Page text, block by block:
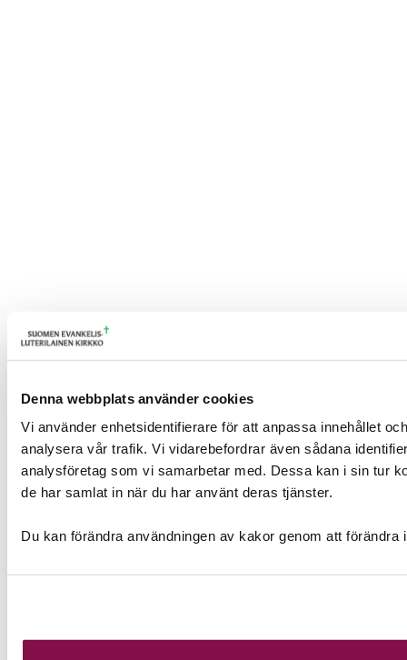
Denna webbplats använder cookies
Vi använder enhetsidentifierare för att anpassa innehållet
analysera vår trafik. Vi vidarebefordrar även sådana
analysföretag som vi samarbetar med. Dessa kan i sin tur
de har samlat in när du har använt deras tjänster.
Du kan förändra användningen av kakor genom att